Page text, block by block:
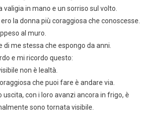
valigia in mano e un sorriso sul volto.
la donna più coraggiosa che conoscesse.
al muro.
di me stessa che espongo da anni.
e mi ricordo questo:
non è lealtà.
che puoi fare è andare via.
uscita, con i loro avanzi ancora in frigo, è
sono tornata visibile.